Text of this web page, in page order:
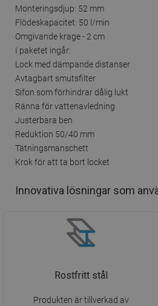
Monteringsdjup: 52 mm
Flödeskapacitet: 50 l/min
Omgivande krage - 2 cm
I paketet ingår:
Lock med dämpande distanser
Avtagbart smutsfilter
Sifon som förhindrar dålig lukt
Ränna för vattenavledning
Justerbara ben
Reduktion 50/40 mm
Tätningsmanschett
Krok för att ta bort locket
Innovativa lösningar som
Rostfritt stål
Produkten är tillverkad av